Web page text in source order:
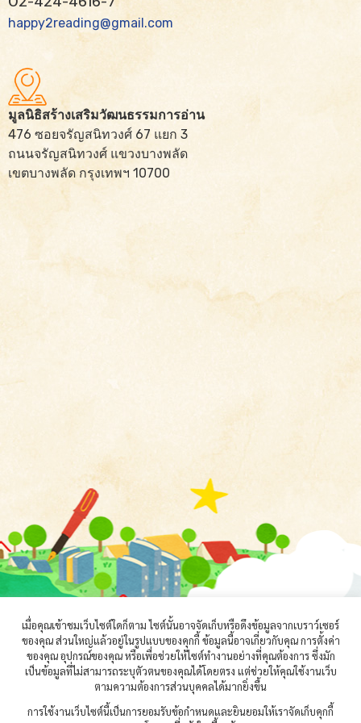
happy2reading@gmail.com
มูลนิธิสร้างเสริมวัฒนธรรมการอ่าน
476 ซอยจรัญสนิทวงศ์ 67 แยก 3
ถนนจรัญสนิทวงศ์ แขวงบางพลัด
เขตบางพลัด กรุงเทพฯ 10700
เมื่อคุณเข้าชมเว็บไซต์ใดก็ตาม ไซต์นั้นอาจจัดเก็บหรือดึงข้อมูลจากเบราว์เซอร์
ของคุณ ส่วนใหญ่แล้วอยู่ในรูปแบบของคุกกี้ ข้อมูลนี้อาจเกี่ยวกับคุณ การตั้งค่า
ของคุณ อุปกรณ์ของคุณ หรือเพื่อช่วยให้ไซต์ทำงานอย่างที่คุณต้องการ ซึ่งมัก
เป็นข้อมูลที่ไม่สามารถระบุตัวตนของคุณได้โดยตรง แต่ช่วยให้คุณใช้งานเว็บ
ตามความต้องการส่วนบุคคลได้มากยิ่งขึ้น
การใช้งานเว็บไซต์นี้เป็นการยอมรับข้อกำหนดและยินยอมให้เราจัดเก็บคุกกี้